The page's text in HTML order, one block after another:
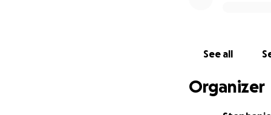
See all
Organizer